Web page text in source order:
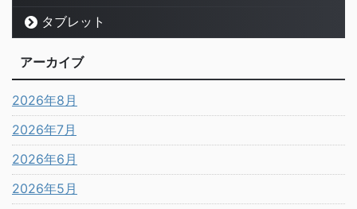
タブレット
アーカイブ
2026年8月
2026年7月
2026年6月
2026年5月